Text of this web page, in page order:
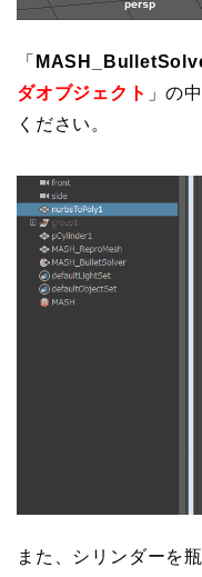
「
ダオブジェクト 」の
ください。
また、シリンダーを